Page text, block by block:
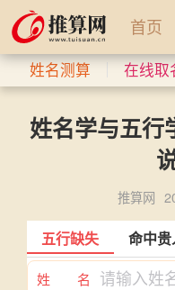
首页
姓名测算 在线取
姓名学与五行
推算网
五行缺失 命中
姓 名